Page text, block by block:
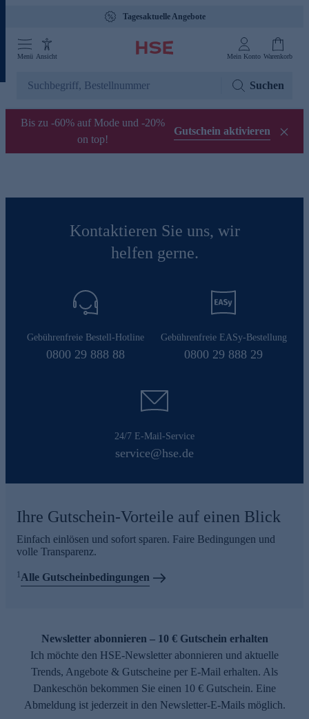
Tagesaktuelle Angebote
Menü Ansicht Mein Konto Warenkorb
Suchen
Bis zu -60% auf Mode und -20%
on top!
Gutschein aktivieren
Kontaktieren Sie uns, wir
helfen gerne.
Gebührenfreie Bestell-Hotline
0800 29 888 88
Gebührenfreie EASy-Bestellung
0800 29 888 29
24/7 E-Mail-Service
service@hse.de
Ihre Gutschein-Vorteile auf einen Blick
Einfach einlösen und sofort sparen. Faire Bedingungen und
volle Transparenz.
1Alle Gutscheinbedingungen
Newsletter abonnieren – 10 € Gutschein erhalten
Ich möchte den HSE-Newsletter abonnieren und aktuelle
Trends, Angebote & Gutscheine per E-Mail erhalten. Als
Dankeschön bekommen Sie einen 10 € Gutschein. Eine
Abmeldung ist jederzeit in den Newsletter-E-Mails möglich.